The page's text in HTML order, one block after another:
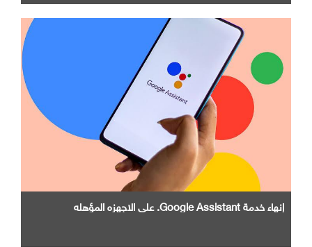
إنهاء خدمة Google Assistant. علي الاجهزه المؤهله